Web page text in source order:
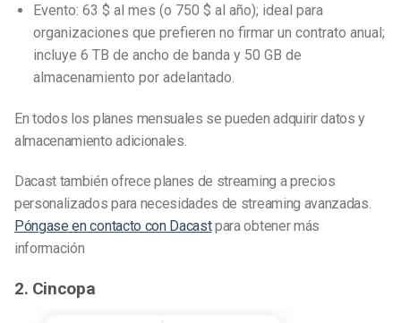
Evento: 63 $ al mes (o 750 $ al año); ideal para
organizaciones que prefieren no firmar un contrato anual;
incluye 6 TB de ancho de banda y 50 GB de
almacenamiento por adelantado.
En todos los planes mensuales se pueden adquirir datos y
almacenamiento adicionales.
Dacast también ofrece planes de streaming a precios
personalizados para necesidades de streaming avanzadas.
Póngase en contacto con Dacastpara obtener más
información
2. Cincopa